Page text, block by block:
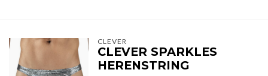
CLEVER
CLEVER SPARKLES
HERENSTRING